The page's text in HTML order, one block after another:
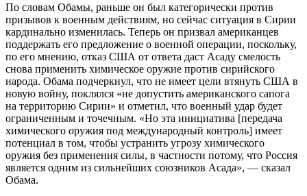
По словам Обамы, раньше он был категорически против
призывов к военным действиям, но сейчас ситуация в Сирии
кардинально изменилась. Теперь он призвал американцев
поддержать его предложение о военной операции, поскольку,
по его мнению, отказ США от ответа даст Асаду смелость
снова применить химическое оружие против сирийского
народа. Обама подчеркнул, что не имеет цели втянуть США в
новую войну, поклялся «не допустить американского сапога
на территорию Сирии» и отметил, что военный удар будет
ограниченным и точечным. «Но эта инициатива [передача
химического оружия под международный контроль] имеет
потенциал в том, чтобы устранить угрозу химического
оружия без применения силы, в частности потому, что Россия
является одним из сильнейших союзников Асада», — сказал
Обама.